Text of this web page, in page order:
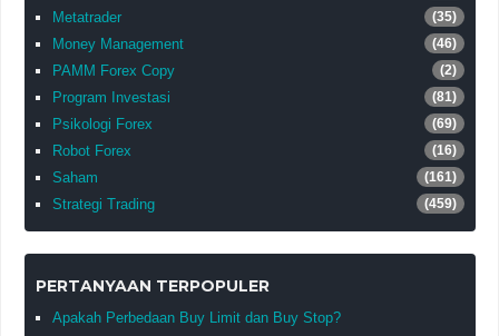
Metatrader (35)
Money Management (46)
PAMM Forex Copy (2)
Program Investasi (81)
Psikologi Forex (69)
Robot Forex (16)
Saham (161)
Strategi Trading (459)
PERTANYAAN TERPOPULER
Apakah Perbedaan Buy Limit dan Buy Stop?